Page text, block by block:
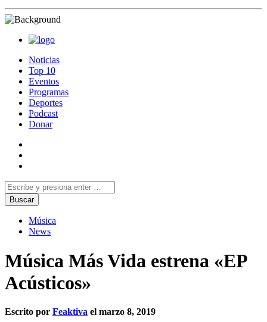
Noticias
Top 10
Eventos
Programas
Deportes
Podcast
Donar
Música
News
Música Más Vida estrena «EP
Acústicos»
Escrito por Feaktiva el marzo 8, 2019